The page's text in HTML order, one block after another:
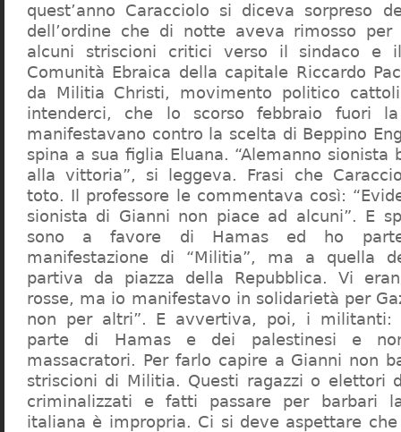
quest’anno Caracciolo si diceva sorpreso
dell’ordine che di notte aveva rimosso
alcuni striscioni critici verso il sindaco e
Comunità Ebraica della capitale Riccardo
da Militia Christi, movimento politico
intenderci, che lo scorso febbraio fuori
manifestavano contro la scelta di Beppino
spina a sua figlia Eluana. “Alemanno sionista
alla vittoria”, si leggeva. Frasi che
toto. Il professore le commentava così:
sionista di Gianni non piace ad alcuni”. E
sono a favore di Hamas ed ho
manifestazione di “Militia”, ma a quella
partiva da piazza della Repubblica. Vi
rosse, ma io manifestavo in solidarietà per
non per altri”. E avvertiva, poi, i militanti:
parte di Hamas e dei palestinesi e
massacratori. Per farlo capire a Gianni non
striscioni di Militia. Questi ragazzi o elettori
criminalizzati e fatti passare per barbari
italiana è impropria. Ci si deve aspettare